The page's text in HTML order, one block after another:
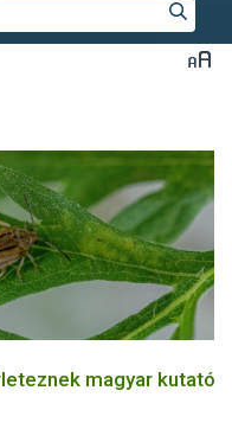
magyar kutatók